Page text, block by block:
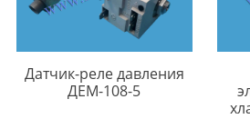
Датчик-реле давления
ДЕМ-108-5